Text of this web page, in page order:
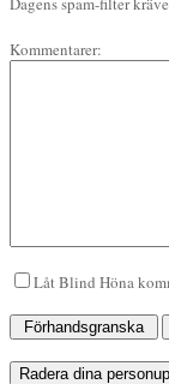
Kommentarer:
Låt Blind Höna